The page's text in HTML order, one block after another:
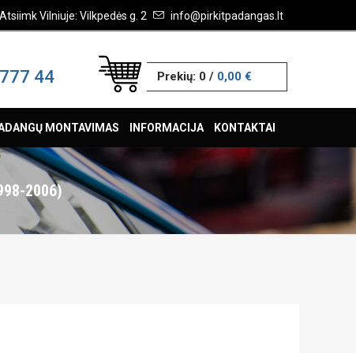
Atsiimk Vilniuje: Vilkpedės g. 2 info@pirkitpadangas.lt
44 Prekių: 0/ 0,00 €
MONTAVIMAS INFORMACIJA KONTAKTAI
2006)